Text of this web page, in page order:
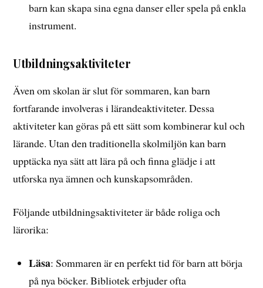
barn kan skapa sina egna danser eller spela på enkla
instrument.
Utbildningsaktiviteter
Även om skolan är slut för sommaren, kan barn
fortfarande involveras i lärandeaktiviteter. Dessa
aktiviteter kan göras på ett sätt som kombinerar kul och
lärande. Utan den traditionella skolmiljön kan barn
upptäcka nya sätt att lära på och finna glädje i att
utforska nya ämnen och kunskapsområden.
Följande utbildningsaktiviteter är både roliga och
lärorika:
Läsa: Sommaren är en perfekt tid för barn att börja
på nya böcker. Bibliotek erbjuder ofta